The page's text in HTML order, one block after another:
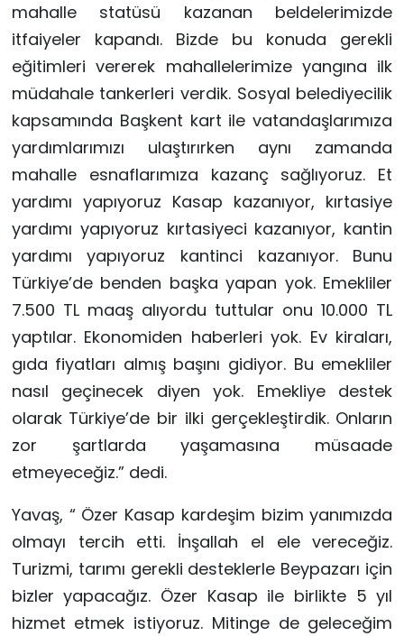
mahalle statüsü kazanan beldelerimizde
itfaiyeler kapandı. Bizde bu konuda gerekli
eğitimleri vererek mahallelerimize yangına ilk
müdahale tankerleri verdik. Sosyal belediyecilik
kapsamında Başkent kart ile vatandaşlarımıza
yardımlarımızı ulaştırırken aynı zamanda
mahalle esnaflarımıza kazanç sağlıyoruz. Et
yardımı yapıyoruz Kasap kazanıyor, kırtasiye
yardımı yapıyoruz kırtasiyeci kazanıyor, kantin
yardımı yapıyoruz kantinci kazanıyor. Bunu
Türkiye’de benden başka yapan yok. Emekliler
7.500 TL maaş alıyordu tuttular onu 10.000 TL
yaptılar. Ekonomiden haberleri yok. Ev kiraları,
gıda fiyatları almış başını gidiyor. Bu emekliler
nasıl geçinecek diyen yok. Emekliye destek
olarak Türkiye’de bir ilki gerçekleştirdik. Onların
zor şartlarda yaşamasına müsaade
etmeyeceğiz.” dedi.
Yavaş, “ Özer Kasap kardeşim bizim yanımızda
olmayı tercih etti. İnşallah el ele vereceğiz.
Turizmi, tarımı gerekli desteklerle Beypazarı için
bizler yapacağız. Özer Kasap ile birlikte 5 yıl
hizmet etmek istiyoruz. Mitinge de geleceğim